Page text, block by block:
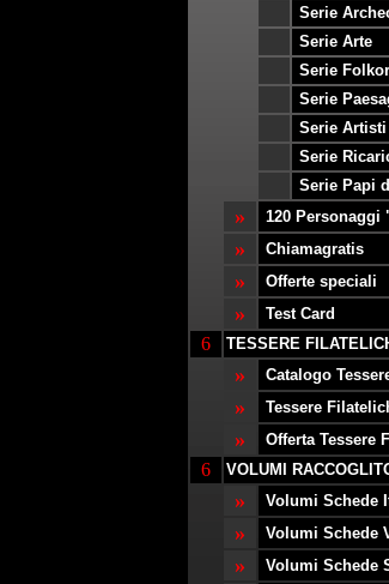
Serie
Serie Arte
Serie
Serie
Serie
Serie
Serie Papi
» 120 Personaggi
» Chiamagratis
» Offerte speciali
» Test Card
6 TESSERE
» Catalogo
» Tessere
» Offerta Tessere
6 VOLUMI
» Volumi Schede
» Volumi Schede
» Volumi Schede